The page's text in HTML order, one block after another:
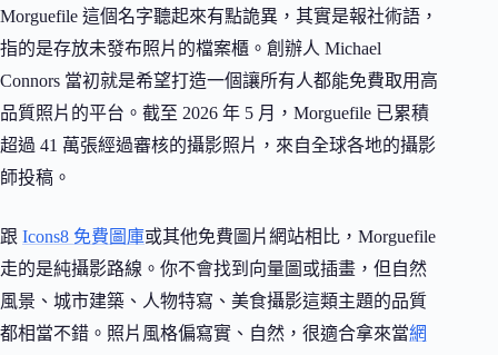
Morguefile 這個名字聽起來有點詭異，其實是報社術語，
指的是存放未發布照片的檔案櫃。創辦人 Michael
Connors 當初就是希望打造一個讓所有人都能免費取用高
品質照片的平台。截至 2026 年 5 月，Morguefile 已累積
超過 41 萬張經過審核的攝影照片，來自全球各地的攝影
師投稿。
跟 Icons8 免費圖庫或其他免費圖片網站相比，Morguefile
走的是純攝影路線。你不會找到向量圖或插畫，但自然
風景、城市建築、人物特寫、美食攝影這類主題的品質
都相當不錯。照片風格偏寫實、自然，很適合拿來當網